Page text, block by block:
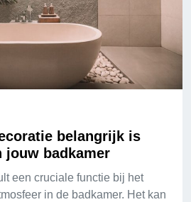
belangrijk is
jouw badkamer
een cruciale functie bij het
in de badkamer. Het kan